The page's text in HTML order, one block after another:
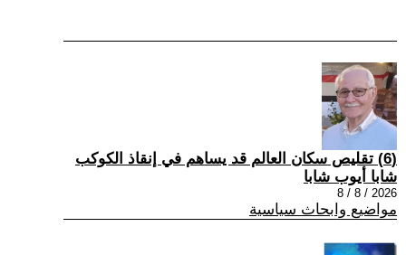
(6) تقليص سكان العالم قد يساهم في إنقاذ الكوكب
شابا أيوب شابا
2026 / 8 / 8
مواضيع وابحاث سياسية